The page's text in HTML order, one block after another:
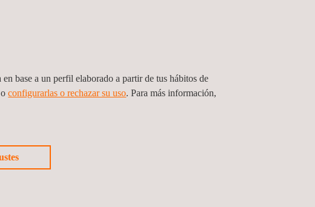
Servicio de Ensayos No Destructivos en
secciones de torres eólicas
base a un perfil elaborado a partir de tus hábitos de
oconfigurarlas o rechazar su uso. Para más información,